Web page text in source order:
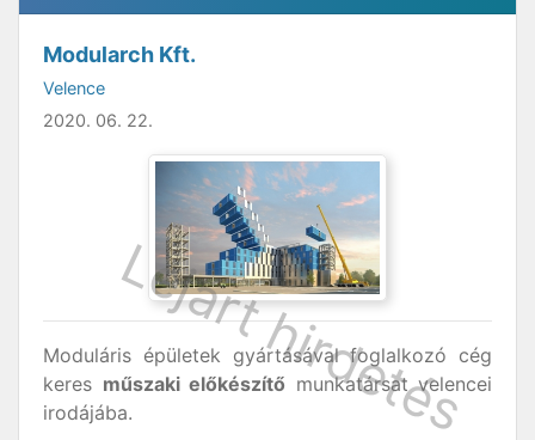
Modularch Kft.
Velence
2020. 06. 22.
Moduláris épületek gyártásával foglalkozó cég
keres műszaki előkészítő munkatársat velencei
irodájába.